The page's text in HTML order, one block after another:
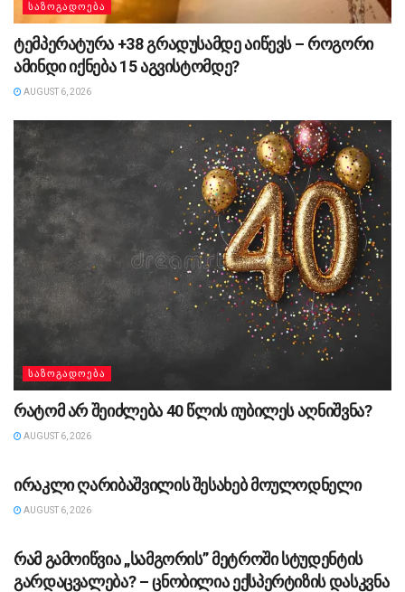
ᲡᲐᲖᲝᲒᲐᲓᲝᲔᲑᲐ
ტემპერატურა +38 გრადუსამდე აიწევს – როგორი
ამინდი იქნება 15 აგვისტომდე?
AUGUST 6, 2026
ᲡᲐᲖᲝᲒᲐᲓᲝᲔᲑᲐ
რატომ არ შეიძლება 40 წლის იუბილეს აღნიშვნა?
AUGUST 6, 2026
ირაკლი ღარიბაშვილის შესახებ მოულოდნელი
AUGUST 6, 2026
რამ გამოიწვია „სამგორის” მეტროში სტუდენტის
გარდაცვალება? – ცნობილია ექსპერტიზის დასკვნა